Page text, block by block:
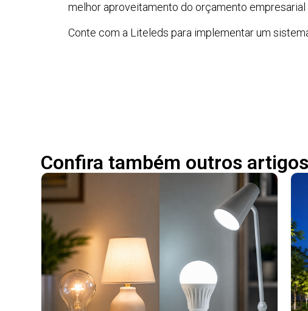
melhor aproveitamento do orçamento
Conte com a Liteleds para implementar um
Confira também outros artigos